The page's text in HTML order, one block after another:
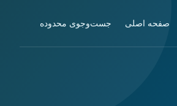
صفحه اصلی جست‌وجوی محدوده